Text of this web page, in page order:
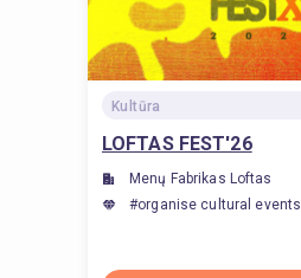
Kultūra
LOFTAS FEST'26
Menų Fabrikas Loftas
#organise cultural events